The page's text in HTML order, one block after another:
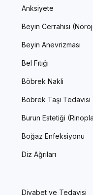
Anksiyete
Beyin Cerrahisi
Beyin Anevrizması
Bel Fıtığı
Böbrek Nakli
Böbrek Taşı Tedavisi
Burun Estetiği
Boğaz Enfeksiyonu
Diz Ağrıları
Diyabet ve Tedavisi